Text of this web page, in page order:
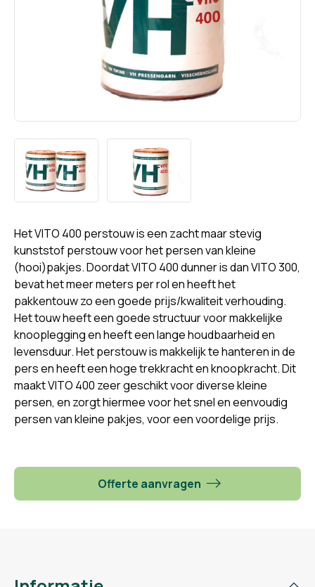
Het VITO 400 perstouw is een zacht maar stevig
kunststof perstouw voor het persen van kleine
(hooi)pakjes. Doordat VITO 400 dunner is dan VITO 300,
bevat het meer meters per rol en heeft het
pakkentouw zo een goede prijs/kwaliteit verhouding.
Het touw heeft een goede structuur voor makkelijke
knooplegging en heeft een lange houdbaarheid en
levensduur. Het perstouw is makkelijk te hanteren in de
pers en heeft een hoge trekkracht en knoopkracht. Dit
maakt VITO 400 zeer geschikt voor diverse kleine
persen, en zorgt hiermee voor het snel en eenvoudig
persen van kleine pakjes, voor een voordelige prijs.
Offerte aanvragen